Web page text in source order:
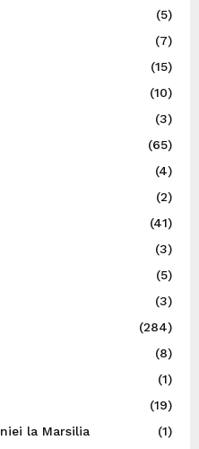
(5)
(7)
(15)
(10)
(3)
(65)
(4)
(2)
(41)
(3)
(5)
(3)
(284)
(8)
(1)
(19)
la Marsilia
(1)